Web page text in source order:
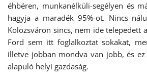
éhbéren, munkanélküli-segélyen és
hagyja a maradék 95%-ot. Nincs
Kolozsváron sincs, nem ide telepedett
Ford sem itt foglalkoztat sokakat,
illetve jobban mondva van jobb, és ez
alapuló helyi gazdaság.